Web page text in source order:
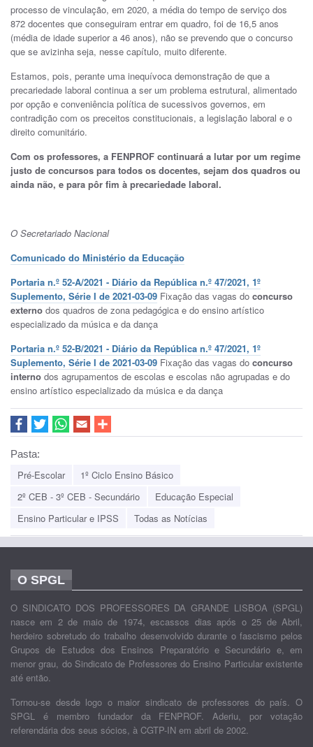
processo de vinculação, em 2020, a média do tempo de serviço dos
872 docentes que conseguiram entrar em quadro, foi de 16,5 anos
(média de idade superior a 46 anos), não se prevendo que o concurso
que se avizinha seja, nesse capítulo, muito diferente.
Estamos, pois, perante uma inequívoca demonstração de que a
precariedade laboral continua a ser um problema estrutural, alimentado
por opção e conveniência política de sucessivos governos, em
contradição com os preceitos constitucionais, a legislação laboral e o
direito comunitário.
Com os professores, a FENPROF continuará a lutar por um regime
justo de concursos para todos os docentes, sejam dos quadros ou
ainda não, e para pôr fim à precariedade laboral.
O Secretariado Nacional
Comunicado do Ministério da Educação
Portaria n.º 52-A/2021 - Diário da República n.º 47/2021, 1º
Suplemento, Série I de 2021-03-09 Fixação das vagas do concurso
externo dos quadros de zona pedagógica e do ensino artístico
especializado da música e da dança
Portaria n.º 52-B/2021 - Diário da República n.º 47/2021, 1º
Suplemento, Série I de 2021-03-09 Fixação das vagas do concurso
interno dos agrupamentos de escolas e escolas não agrupadas e do
ensino artístico especializado da música e da dança
Pasta:
Pré-Escolar
1º Ciclo Ensino Básico
2º CEB - 3º CEB - Secundário
Educação Especial
Ensino Particular e IPSS
Todas as Notícias
O SPGL
O SINDICATO DOS PROFESSORES DA GRANDE LISBOA (SPGL)
nasce em 2 de maio de 1974, escassos dias após o 25 de Abril,
herdeiro sobretudo do trabalho desenvolvido durante o fascismo pelos
Grupos de Estudos dos Ensinos Preparatório e Secundário e, em
menor grau, do Sindicato de Professores do Ensino Particular existente
até então.
Tornou-se desde logo o maior sindicato de professores do país. O
SPGL é membro fundador da FENPROF. Aderiu, por votação
referendária dos seus sócios, à CGTP-IN em abril de 2002.